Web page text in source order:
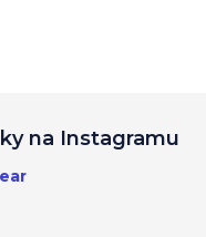
na Instagramu